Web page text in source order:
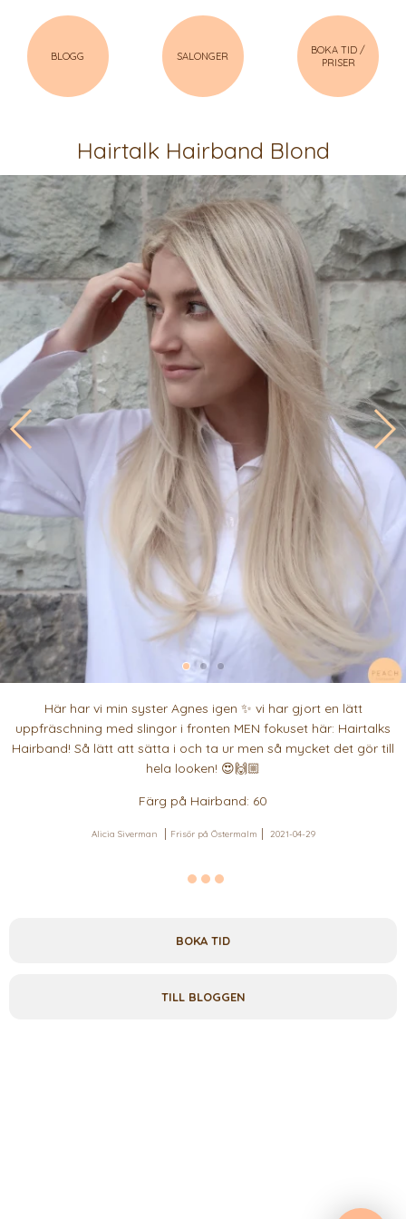
BLOGG SALONGER
BOKA TID /
PRISER
Hairtalk Hairband Blond
Här har vi min syster Agnes igen ✨ vi har gjort en lätt
uppfräschning med slingor i fronten MEN fokuset här: Hairtalks
Hairband! Så lätt att sätta i och ta ur men så mycket det gör till
hela looken! 😍🙌🏼
Färg på Hairband: 60
Alicia Siverman Frisör på Östermalm 2021-04-29
BOKA TID
TILL BLOGGEN